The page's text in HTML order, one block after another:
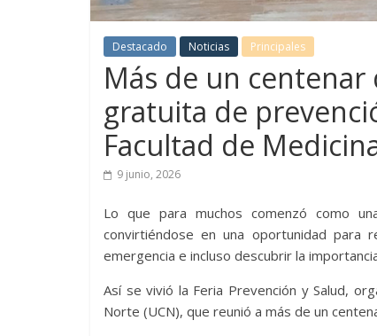
Destacado Noticias Principales
Más de un
gratuita de
Facultad de
9 junio, 2026
Lo que para muchos comenzó como
convirtiéndose en una oportunidad para
emergencia e incluso descubrir la
Así se vivió la Feria Prevención y Salud,
Norte (UCN), que reunió a más de un